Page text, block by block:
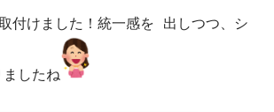
付けました！統一感を 出しつつ、シ
ましたね